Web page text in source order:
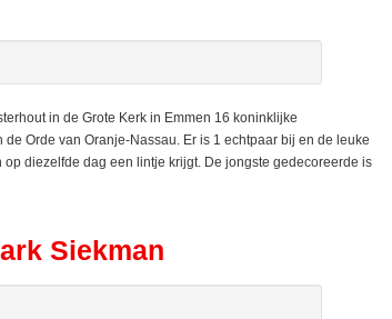
in de Grote Kerk in Emmen 16 koninklijke
Orde van Oranje-Nassau. Er is 1 echtpaar bij en de leuke
diezelfde dag een lintje krijgt. De jongste gedecoreerde is
Siekman